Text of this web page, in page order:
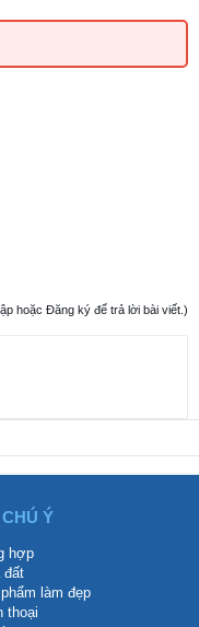
hoặc Đăng ký để trả lời bài viết.)
Ý
hợp
đất
làm đẹp
thoại